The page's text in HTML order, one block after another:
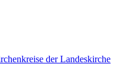
der Landeskirche